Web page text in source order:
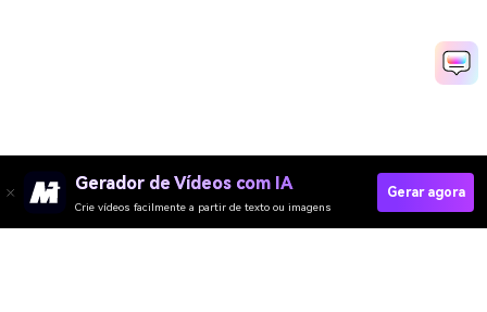
Gerador de Vídeos com IA
Crie vídeos facilmente a partir de texto ou imagens
Gerar agora